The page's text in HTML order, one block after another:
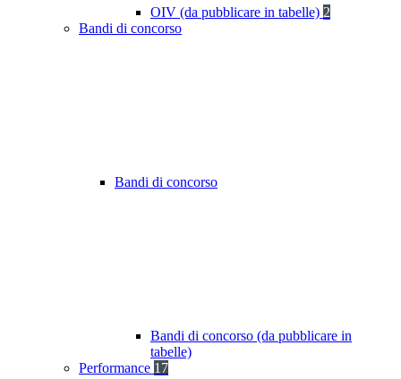
OIV (da pubblicare in tabelle) 2
Bandi di concorso
Bandi di concorso
Bandi di concorso (da pubblicare in
tabelle)
Performance 17